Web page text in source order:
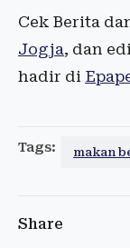
Cek Berita
Jogja, dan
hadir di
Tags: makan
Share